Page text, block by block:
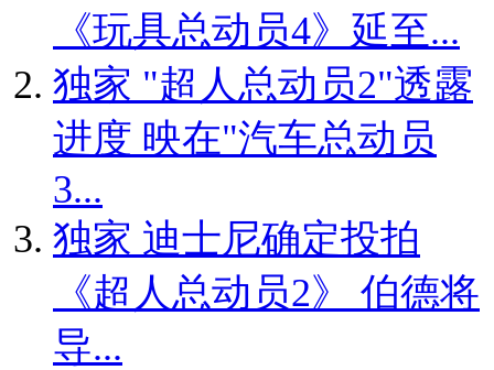
《玩具总动员4》延至...
独家 "超人总动员2"透露
进度 映在"汽车总动员
3...
独家 迪士尼确定投拍
《超人总动员2》 伯德将
导...